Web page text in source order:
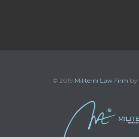
© 2019 Militerni Law Firm by